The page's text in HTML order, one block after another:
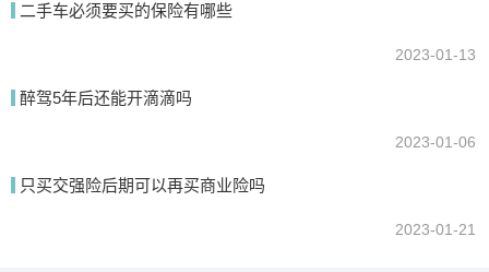
二手车必须要买的保险有哪些
2023-01-13
醉驾5年后还能开滴滴吗
2023-01-06
只买交强险后期可以再买商业险吗
2023-01-21